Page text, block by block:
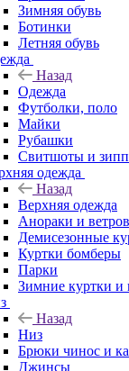
Зимняя обувь
Ботинки
Летняя обувь
Назад
Одежда
Футболки, поло
Майки
Рубашки
Свитшоты и
одежда
Назад
Верхняя одежда
Анораки и
Демисезонные
Куртки бомберы
Парки
Зимние куртки и
Назад
Низ
Брюки чинос и
Джинсы